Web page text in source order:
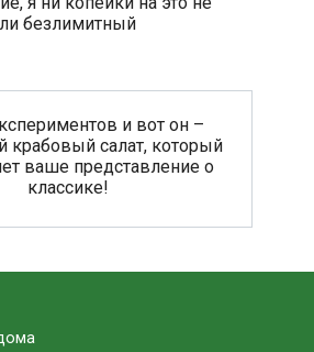
безлимитный
и вот он –
крабовый салат, который
ваше представление о
классике!